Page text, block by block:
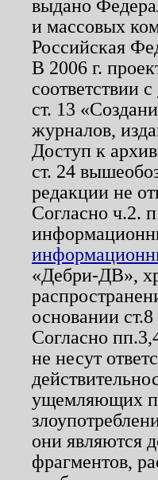
выдано
и массовых
Российская
В 2006 г.
соответствии с
ст. 13
журналов,
Доступ к
ст. 24
редакции не
Согласно ч.2.
«Дебри-ДВ»,
основании
Согласно
не несут
ущемляющих
они являются
фрагментов,